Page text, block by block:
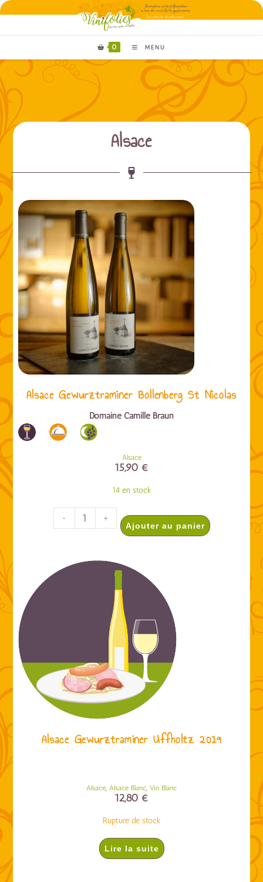
0 MENU
Alsace
Alsace Gewurztraminer Bollenberg St Nicolas
Domaine Camille Braun
Alsace
15,90 €
14 en stock
- +
Ajouter au panier
Alsace Gewurztraminer Uffholtz 2019
Alsace, Alsace Blanc, Vin Blanc
12,80 €
Rupture de stock
Lire la suite